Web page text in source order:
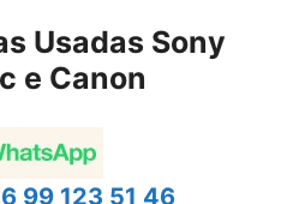
Usadas Sony
e Canon
99 123 51 46